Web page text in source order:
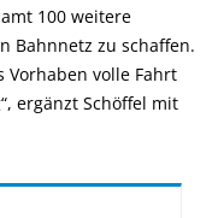
100 weitere
Bahnnetz zu schaffen.
volle Fahrt
ergänzt Schöffel mit